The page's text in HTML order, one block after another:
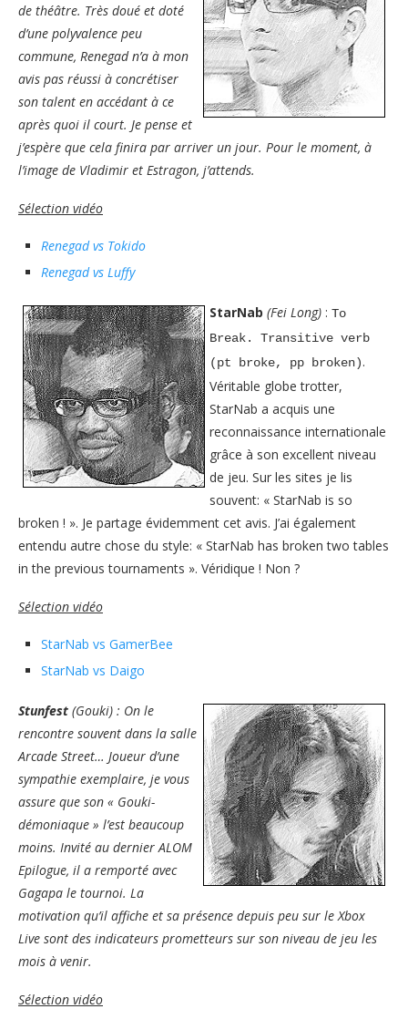
de théâtre. Très doué et doté
d’une polyvalence peu
commune, Renegad n’a à mon
avis pas réussi à concrétiser
son talent en accédant à ce
après quoi il court. Je pense et
j’espère que cela finira par arriver un jour. Pour le moment, à
l’image de Vladimir et Estragon, j’attends.
Sélection vidéo
Renegad vs Tokido
Renegad vs Luffy
StarNab (Fei Long) : To
Break. Transitive verb
(pt broke, pp broken).
Véritable globe trotter,
StarNab a acquis une
reconnaissance internationale
grâce à son excellent niveau
de jeu. Sur les sites je lis
souvent: « StarNab is so
broken ! ». Je partage évidemment cet avis. J’ai également
entendu autre chose du style: « StarNab has broken two tables
in the previous tournaments ». Véridique ! Non ?
Sélection vidéo
StarNab vs GamerBee
StarNab vs Daigo
Stunfest (Gouki) : On le
rencontre souvent dans la salle
Arcade Street… Joueur d’une
sympathie exemplaire, je vous
assure que son « Gouki-
démoniaque » l’est beaucoup
moins. Invité au dernier ALOM
Epilogue, il a remporté avec
Gagapa le tournoi. La
motivation qu’il affiche et sa présence depuis peu sur le Xbox
Live sont des indicateurs prometteurs sur son niveau de jeu les
mois à venir.
Sélection vidéo